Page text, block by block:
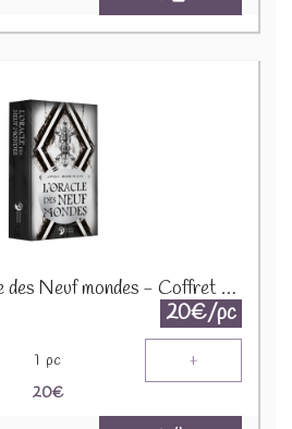
L'Oracle - L'Oracle des Neuf mondes - Coffret 77992
20€/pc
1 pc +
20€